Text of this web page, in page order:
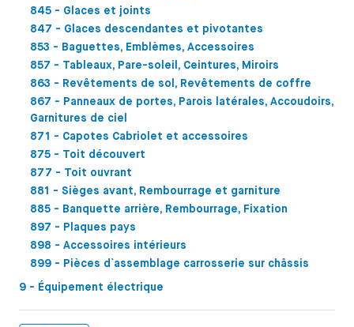
845 - Glaces et joints
847 - Glaces descendantes et pivotantes
853 - Baguettes, Emblèmes, Accessoires
857 - Tableaux, Pare-soleil, Ceintures, Miroirs
863 - Revêtements de sol, Revêtements de coffre
867 - Panneaux de portes, Parois latérales, Accoudoirs,
Garnitures de ciel
871 - Capotes Cabriolet et accessoires
875 - Toit découvert
877 - Toit ouvrant
881 - Sièges avant, Rembourrage et garniture
885 - Banquette arrière, Rembourrage, Fixation
897 - Plaques pays
898 - Accessoires intérieurs
899 - Pièces d`assemblage carrosserie sur châssis
9 - Équipement électrique